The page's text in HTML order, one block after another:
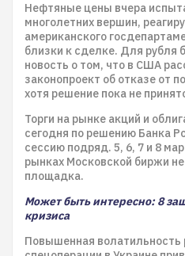
Нефтяные цены вчера
многолетних вершин,
американского
близки к сделке. Для рубля
новость о том, что в США
законопроект об отказе от
хотя решение пока не
Торги на рынке акций и
сегодня по решению Банка
сессию подряд. 5, 6, 7 и 8
рынках Московской биржи
площадка.
Может быть интересно: 8
кризиса
Повышенная волатильность